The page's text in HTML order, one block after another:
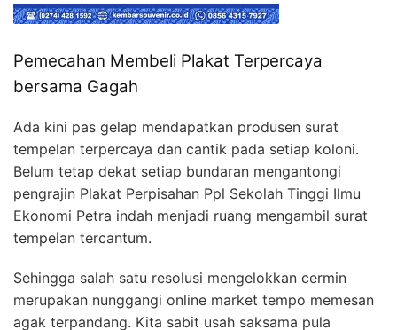
Pemecahan Membeli Plakat Terpercaya
bersama Gagah
Ada kini pas gelap mendapatkan produsen surat
tempelan terpercaya dan cantik pada setiap koloni.
Belum tetap dekat setiap bundaran mengantongi
pengrajin Plakat Perpisahan Ppl Sekolah Tinggi Ilmu
Ekonomi Petra indah menjadi ruang mengambil surat
tempelan tercantum.
Sehingga salah satu resolusi mengelokkan cermin
merupakan nunggangi online market tempo memesan
agak terpandang. Kita sabit usah saksama pula